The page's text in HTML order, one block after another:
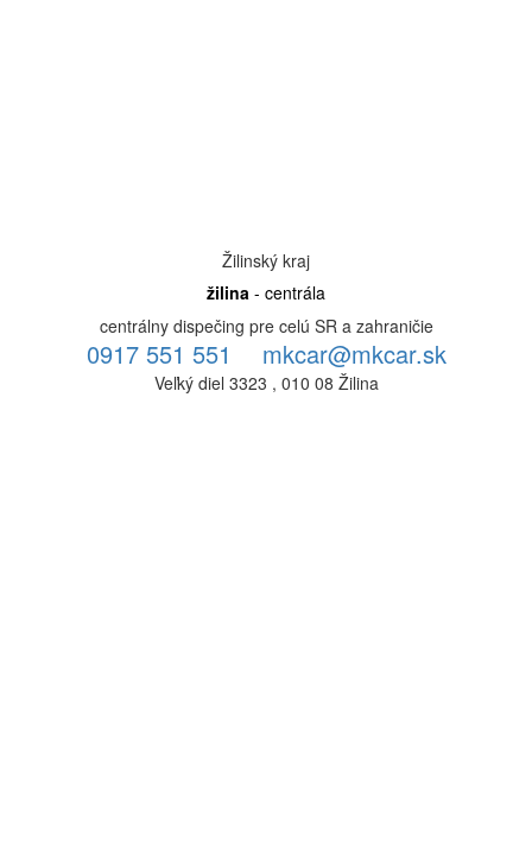
Žilinský kraj
žilina - centrála
centrálny dispečing pre celú SR a zahraničie
0917 551 551 mkcar@mkcar.sk
Veľký diel 3323 , 010 08 Žilina